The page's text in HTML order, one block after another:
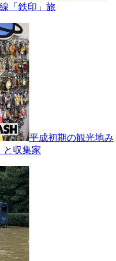
「鉄印」旅
平成初期の観光地み
と収集家